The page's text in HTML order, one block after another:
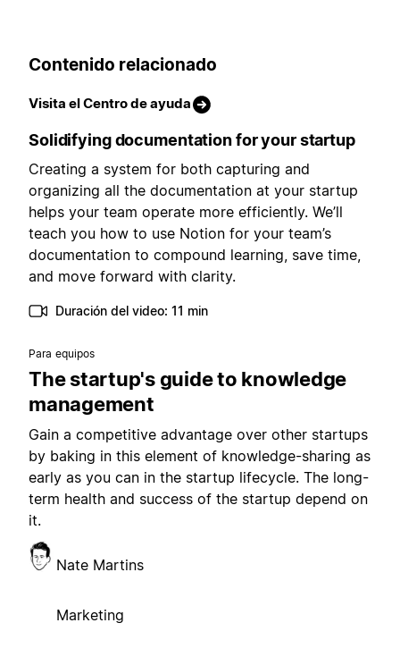
Contenido relacionado
Visita el Centro de ayuda
Solidifying documentation for your startup
Creating a system for both capturing and
organizing all the documentation at your startup
helps your team operate more efficiently. We’ll
teach you how to use Notion for your team’s
documentation to compound learning, save time,
and move forward with clarity.
Duración del video: 11 min
Para equipos
The startup's guide to knowledge
management
Gain a competitive advantage over other startups
by baking in this element of knowledge-sharing as
early as you can in the startup lifecycle. The long-
term health and success of the startup depend on
it.
Nate Martins
Marketing